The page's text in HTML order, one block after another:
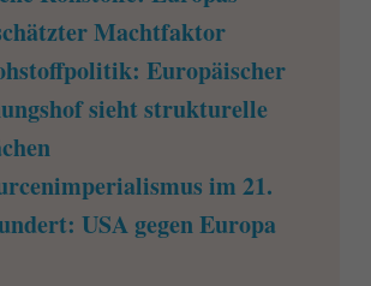
Machtfaktor
Europäischer
sieht strukturelle
im 21.
USA gegen Europa